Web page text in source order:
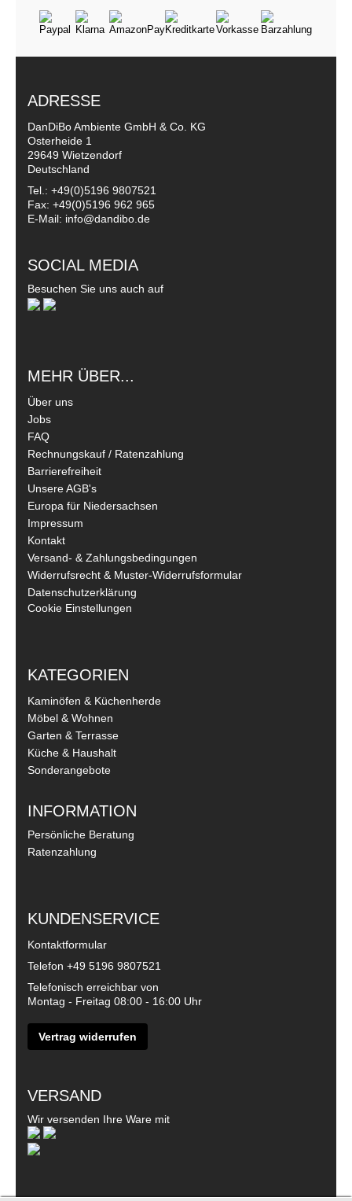
ADRESSE
DanDiBo Ambiente GmbH & Co. KG
Osterheide 1
29649 Wietzendorf
Deutschland
Tel.: +49(0)5196 9807521
Fax: +49(0)5196 962 965
E-Mail: info@dandibo.de
SOCIAL MEDIA
Besuchen Sie uns auch auf
MEHR ÜBER...
Über uns
Jobs
FAQ
Rechnungskauf / Ratenzahlung
Barrierefreiheit
Unsere AGB's
Europa für Niedersachsen
Impressum
Kontakt
Versand- & Zahlungsbedingungen
Widerrufsrecht & Muster-Widerrufsformular
Datenschutzerklärung
Cookie Einstellungen
KATEGORIEN
Kaminöfen & Küchenherde
Möbel & Wohnen
Garten & Terrasse
Küche & Haushalt
Sonderangebote
INFORMATION
Persönliche Beratung
Ratenzahlung
KUNDENSERVICE
Kontaktformular
Telefon +49 5196 9807521
Telefonisch erreichbar von
Montag - Freitag 08:00 - 16:00 Uhr
Vertrag widerrufen
VERSAND
Wir versenden Ihre Ware mit